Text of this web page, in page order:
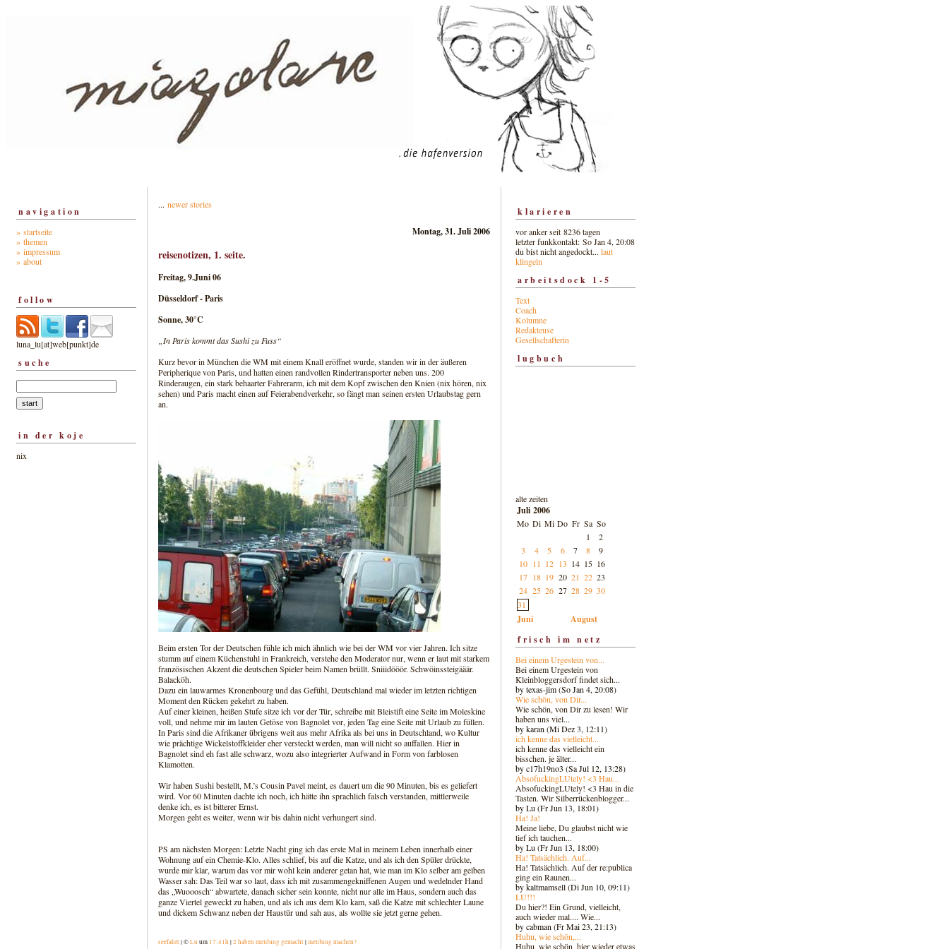
navigation
» startseite
» themen
» impressum
» about
follow
luna_lu[at]web[punkt]de
suche
in der koje
nix
... newer stories
Montag, 31. Juli 2006
reisenotizen, 1. seite.
Freitag, 9.Juni 06
Düsseldorf - Paris
Sonne, 30°C
„In Paris kommt das Sushi zu Fuss“
Kurz bevor in München die WM mit einem Knall eröffnet wurde, standen wir in der äußeren
Peripherique von Paris, und hatten einen randvollen Rindertransporter neben uns. 200
Rinderaugen, ein stark behaarter Fahrerarm, ich mit dem Kopf zwischen den Knien (nix hören, nix
sehen) und Paris macht einen auf Feierabendverkehr, so fängt man seinen ersten Urlaubstag gern
an.
Beim ersten Tor der Deutschen fühle ich mich ähnlich wie bei der WM vor vier Jahren. Ich sitze
stumm auf einem Küchenstuhl in Frankreich, verstehe den Moderator nur, wenn er laut mit starkem
französischen Akzent die deutschen Spieler beim Namen brüllt. Sniiidööör. Schwöinssteigääär.
Balacköh.
Dazu ein lauwarmes Kronenbourg und das Gefühl, Deutschland mal wieder im letzten richtigen
Moment den Rücken gekehrt zu haben.
Auf einer kleinen, heißen Stufe sitze ich vor der Tür, schreibe mit Bleistift eine Seite im Moleskine
voll, und nehme mir im lauten Getöse von Bagnolet vor, jeden Tag eine Seite mit Urlaub zu füllen.
In Paris sind die Afrikaner übrigens weit aus mehr Afrika als bei uns in Deutschland, wo Kultur
wie prächtige Wickelstoffkleider eher versteckt werden, man will nicht so auffallen. Hier in
Bagnolet sind eh fast alle schwarz, wozu also integrierter Aufwand in Form von farblosen
Klamotten.
Wir haben Sushi bestellt, M.’s Cousin Pavel meint, es dauert um die 90 Minuten, bis es geliefert
wird. Vor 60 Minuten dachte ich noch, ich hätte ihn sprachlich falsch verstanden, mittlerweile
denke ich, es ist bitterer Ernst.
Morgen geht es weiter, wenn wir bis dahin nicht verhungert sind.
PS am nächsten Morgen: Letzte Nacht ging ich das erste Mal in meinem Leben innerhalb einer
Wohnung auf ein Chemie-Klo. Alles schlief, bis auf die Katze, und als ich den Spüler drückte,
wurde mir klar, warum das vor mir wohl kein anderer getan hat, wie man im Klo selber am gelben
Wasser sah: Das Teil war so laut, dass ich mit zusammengekniffenen Augen und wedelnder Hand
das „Wuooosch“ abwartete, danach sicher sein konnte, nicht nur alle im Haus, sondern auch das
ganze Viertel geweckt zu haben, und als ich aus dem Klo kam, saß die Katze mit schlechter Laune
und dickem Schwanz neben der Haustür und sah aus, als wollte sie jetzt gerne gehen.
seefahrt| ©Lu um 17:41h |2 haben meldung gemacht|meldung machen?
klarieren
vor anker seit 8236 tagen
letzter funkkontakt: So Jan 4, 20:08
du bist nicht angedockt... laut
klingeln
arbeitsdock 1-5
Text
Coach
Kolumne
Redakteuse
Gesellschafterin
lugbuch
alte zeiten
Juli 2006
Mo Di Mi Do Fr Sa So
1
2
3
4 5 6 7 8
9
10 11 12 13 14 15 16
17 18 19 20 21 22 23
24 25 26 27 28 29 30
31
Juni
August
frisch im netz
Bei einem Urgestein von...
Bei einem Urgestein von
Kleinbloggersdorf findet sich...
by texas-jim (So Jan 4, 20:08)
Wie schön, von Dir...
Wie schön, von Dir zu lesen! Wir
haben uns viel...
by karan (Mi Dez 3, 12:11)
ich kenne das vielleicht...
ich kenne das vielleicht ein
bisschen. je älter...
by c17h19no3 (Sa Jul 12, 13:28)
AbsofuckingLUtely! <3 Hau...
AbsofuckingLUtely! <3 Hau in die
Tasten. Wir Silberrückenblogger...
by Lu (Fr Jun 13, 18:01)
Ha! Ja!
Meine liebe, Du glaubst nicht wie
tief ich tauchen...
by Lu (Fr Jun 13, 18:00)
Ha! Tatsächlich. Auf...
Ha! Tatsächlich. Auf der re:publica
ging ein Raunen...
by kaltmamsell (Di Jun 10, 09:11)
LU!!!
Du hier?! Ein Grund, vielleicht,
auch wieder mal.... Wie...
by cabman (Fr Mai 23, 21:13)
Huhu, wie schön,...
Huhu, wie schön, hier wieder etwas